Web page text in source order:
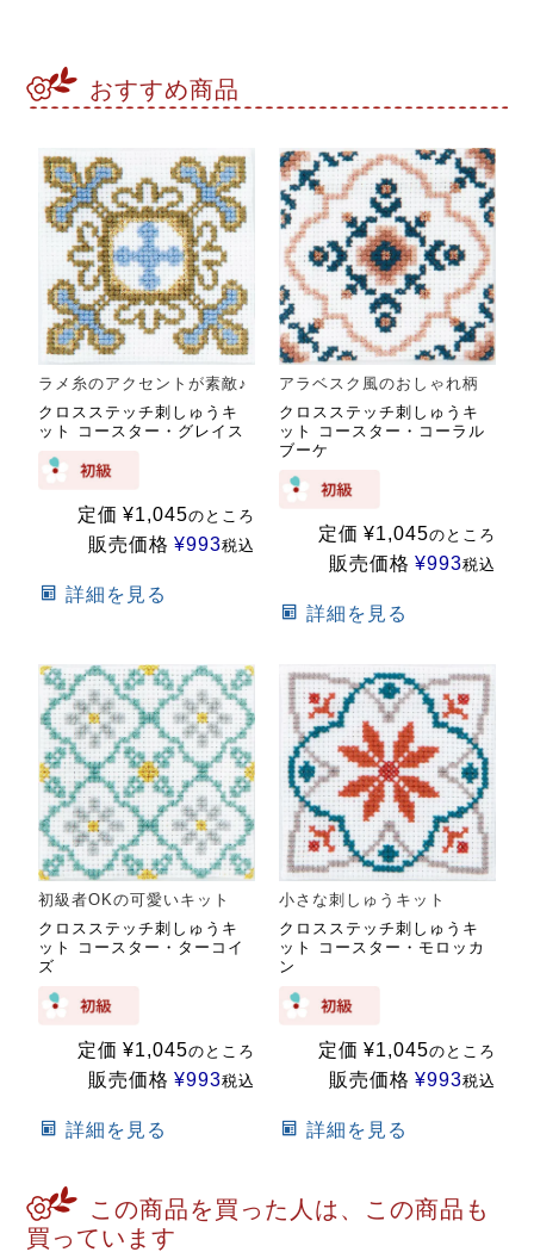
おすすめ商品
ラメ糸のアクセントが素敵♪
クロスステッチ刺しゅうキ
ット コースター・グレイス
定価 ¥1,045のところ
販売価格 ¥993税込
詳細を見る
アラベスク風のおしゃれ柄
クロスステッチ刺しゅうキ
ット コースター・コーラル
ブーケ
定価 ¥1,045のところ
販売価格 ¥993税込
詳細を見る
初級者OKの可愛いキット
クロスステッチ刺しゅうキ
ット コースター・ターコイ
ズ
定価 ¥1,045のところ
販売価格 ¥993税込
詳細を見る
小さな刺しゅうキット
クロスステッチ刺しゅうキ
ット コースター・モロッカ
ン
定価 ¥1,045のところ
販売価格 ¥993税込
詳細を見る
この商品を買った人は、この商品も
買っています